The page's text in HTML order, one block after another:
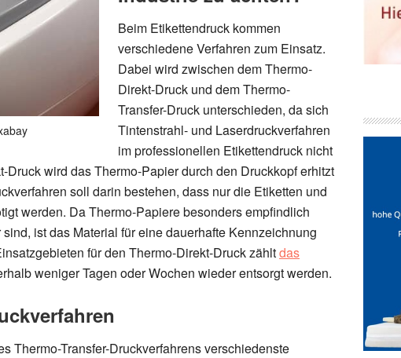
Beim Etikettendruck kommen
verschiedene Verfahren zum Einsatz.
Dabei wird zwischen dem Thermo-
Direkt-Druck und dem Thermo-
Transfer-Druck unterschieden, da sich
Tintenstrahl- und Laserdruckverfahren
im professionellen Etikettendruck nicht
Druck wird das Thermo-Papier durch den Druckkopf erhitzt
soll darin bestehen, dass nur die Etiketten und
werden. Da Thermo-Papiere besonders empfindlich
ist das Material für eine dauerhafte Kennzeichnung
für den Thermo-Direkt-Druck zähltdas
weniger Tagen oder Wochen wieder entsorgt werden.
Thermo-Transfer-Druckverfahrens verschiedenste